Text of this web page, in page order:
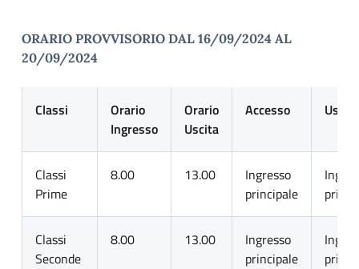
ORARIO PROVVISORIO DAL 16/09/2024 AL
20/09/2024
Classi
Orario
Ingresso
Orario
Uscita
Accesso Uscita
Classi
Prime
8.00 13.00
Ingresso
principale
Classi
Seconde
8.00 13.00
Ingresso
principale